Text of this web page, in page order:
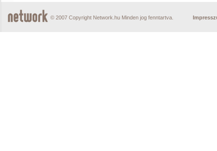
© 2007 Copyright Network.hu Minden jog fenntartva.